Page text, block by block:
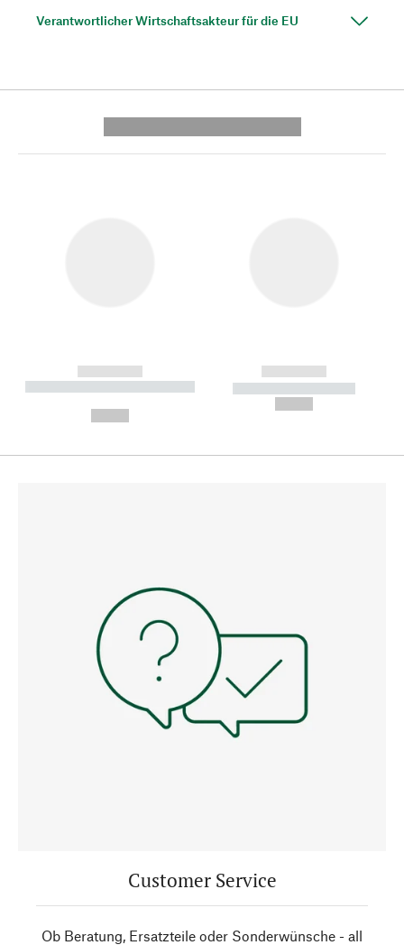
Verantwortlicher Wirtschaftsakteur für die EU
------------
----------- ----------- --------
------------
----------- -----------
Customer Service
Ob Beratung, Ersatzteile oder Sonderwünsche - all